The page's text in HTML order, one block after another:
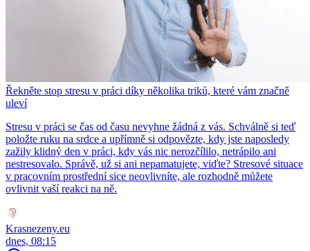
Řekněte stop stresu v práci díky několika triků, které vám značně
uleví
Stresu v práci se čas od času nevyhne žádná z vás. Schválně si teď
položte ruku na srdce a upřímně si odpovězte, kdy jste naposledy
zažily klidný den v práci, kdy vás nic nerozčílilo, netrápilo ani
nestresovalo. Správě, už si ani nepamatujete, viďte? Stresové situace
v pracovním prostřední sice neovlivníte, ale rozhodně můžete
ovlivnit vaší reakci na ně.
Krasnezeny.eu
dnes, 08:15